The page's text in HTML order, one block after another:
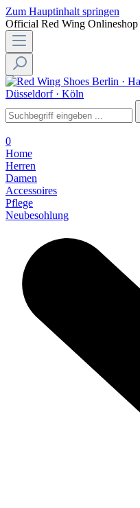
Zum Hauptinhalt springen
Official Red Wing Onlineshop
Berlin ·
Düsseldorf · Köln
0
Home
Herren
Damen
Accessoires
Pflege
Neubesohlung